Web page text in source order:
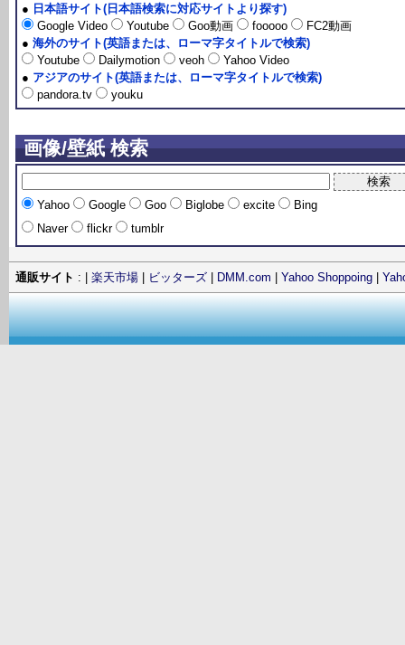
● 日本語サイト(日本語検索に対応サイトより探す)
Google Video
Youtube Goo動画 fooooo
FC2動画
● 海外のサイト(英語または、ローマ字タイトルで検索)
Youtube
Dailymotion veoh
Yahoo Video
● アジアのサイト(英語または、ローマ字タイトルで検索)
pandora.tv
youku
画像/壁紙 検索
Yahoo Google Goo Biglobe excite
Bing
Naver
flickr tumblr
通販サイト : | 楽天市場 ビッターズ DMM.com Yahoo Shoppoing